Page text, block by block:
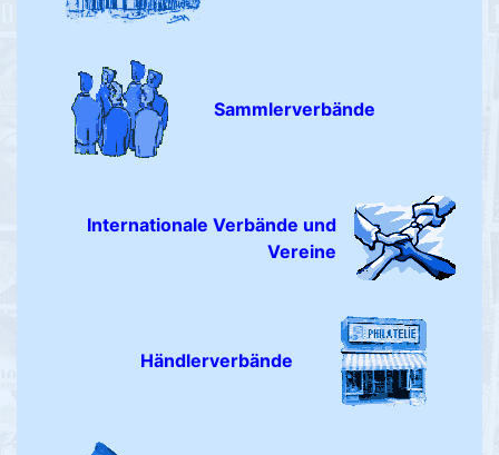
Sammlerverbände
Internationale Verbände und
Vereine
Händlerverbände